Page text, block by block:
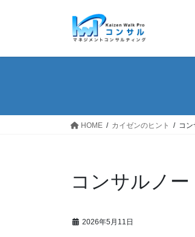
HOME カイゼンのヒント コン
コンサルノー
2026年5月11日